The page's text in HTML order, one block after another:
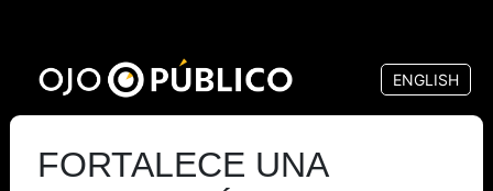
contenido
principal
ENGLISH
FORTALECE UNA